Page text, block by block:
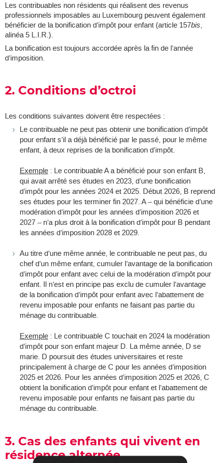
Les contribuables non résidents qui réalisent des revenus
professionnels imposables au Luxembourg peuvent également
bénéficier de la bonification d’impôt pour enfant (article 157bis,
alinéa 5 L.I.R.).
La bonification est toujours accordée après la fin de l’année
d’imposition.
2. Conditions d’octroi
Les conditions suivantes doivent être respectées :
Le contribuable ne peut pas obtenir une bonification d’impôt
pour enfant s’il a déjà bénéficié par le passé, pour le même
enfant, à deux reprises de la bonification d’impôt.
Exemple : Le contribuable A a bénéficié pour son enfant B,
qui avait arrêté ses études en 2023, d’une bonification
d’impôt pour les années 2024 et 2025. Début 2026, B reprend
ses études pour les terminer fin 2027. A – qui bénéficie d’une
modération d’impôt pour les années d’imposition 2026 et
2027 – n’a plus droit à la bonification d’impôt pour B pendant
les années d’imposition 2028 et 2029.
Au titre d’une même année, le contribuable ne peut pas, du
chef d’un même enfant, cumuler l’avantage de la bonification
d’impôt pour enfant avec celui de la modération d’impôt pour
enfant. Il n’est en principe pas exclu de cumuler l’avantage
de la bonification d’impôt pour enfant avec l’abattement de
revenu imposable pour enfants ne faisant pas partie du
ménage du contribuable.
Exemple : Le contribuable C touchait en 2024 la modération
d’impôt pour son enfant majeur D. La même année, D se
marie. D poursuit des études universitaires et reste
principalement à charge de C pour les années d’imposition
2025 et 2026. Pour les années d’imposition 2025 et 2026, C
obtient la bonification d’impôt pour enfant et l’abattement de
revenu imposable pour enfants ne faisant pas partie du
ménage du contribuable.
3. Cas des enfants qui vivent en
résidence alternée